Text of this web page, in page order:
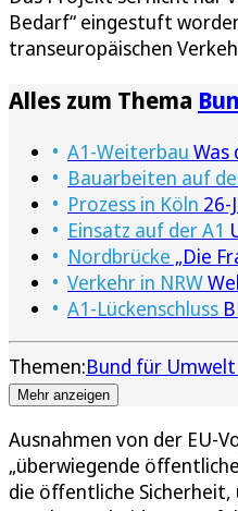
Bedarf“ eingestuft
transeuropäischen
Alles zum Thema
A1-Weiterbau Was
Bauarbeiten auf
Prozess in Köln 26-
Einsatz auf der A1
Nordbrücke „Die
Verkehr in NRW
A1-Lückenschluss
Themen:Bund für
Mehr anzeigen
Ausnahmen von der EU-
„überwiegende
die öffentliche Sicherheit,